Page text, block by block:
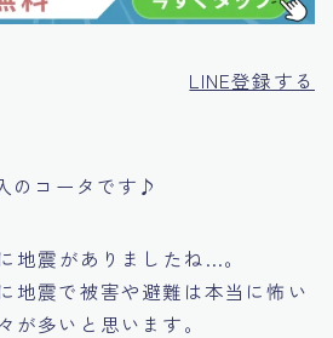
LINE登録する
のコータです♪
地震がありましたね…。
地震で被害や避難は本当に怖い
が多いと思います。